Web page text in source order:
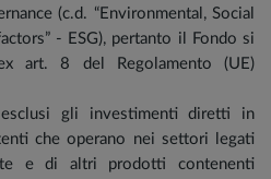
(c.d. “Environmental, Social
- ESG), pertanto il Fondo si
art. 8 del Regolamento (UE)
esclusi gli investimenti diretti in
che operano nei settori legati
e di altri prodotti contenenti